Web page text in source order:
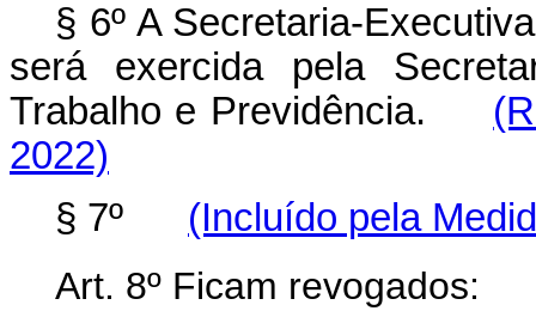
§ 6º A Secretaria-
será exercida pela
Trabalho e Previdência.
2022)
§ 7º (Incluído pela
Art. 8º Ficam revogados: